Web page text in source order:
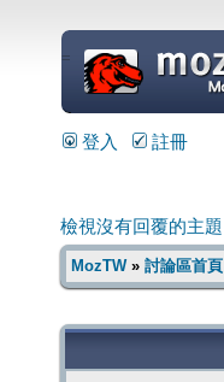
=
登入 註冊
檢視沒有回覆的主題
MozTW» 討論區首頁